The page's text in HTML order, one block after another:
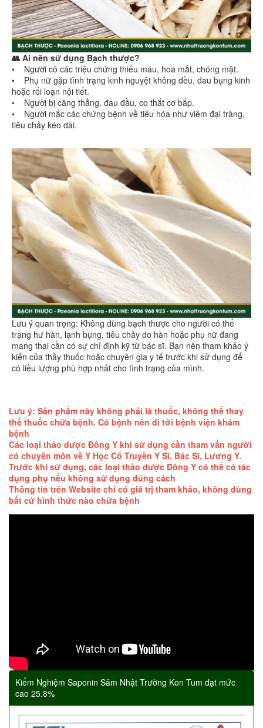
👥 Ai nên sử dụng Bạch thược?
• Người có các triệu chứng thiếu máu, hoa mắt, chóng mặt.
• Phụ nữ gặp tình trạng kinh nguyệt không đều, đau bụng kinh
hoặc rối loạn nội tiết.
• Người bị căng thẳng, đau đầu, co thắt cơ bắp.
• Người mắc các chứng bệnh về tiêu hóa như viêm đại tràng,
tiêu chảy kéo dài.
Lưu ý quan trọng: Không dùng bạch thược cho người có thể
trạng hư hàn, lạnh bụng, tiêu chảy do hàn hoặc phụ nữ đang
mang thai cần có sự chỉ định kỹ từ bác sĩ. Bạn nên tham khảo ý
kiến của thầy thuốc hoặc chuyên gia y tế trước khi sử dụng để
có liều lượng phù hợp nhất cho tình trạng của mình.
Lưu ý: Sản phẩm này không phải là thuốc, không thể thay
thế thuốc chữa bệnh. Có bệnh nên đi tới bệnh viện khám
bệnh
Các loại thảo dược Đông Y khi sử dụng cần tham vấn người
có chuyên môn về Y Học Cổ Truyền Y Sĩ, Bác Sĩ, Lương Y.
Trước khi sử dụng, các loại thảo dược Đông Y có thể có tác
dụng phụ nếu không sử dụng đúng cách
Thông tin trên Website chỉ có giá trị tham khảo, không dùng
bất cứ hình thức nào chữa bệnh
Kiểm Nghiệm Saponin Sâm Nhật Trường Kon Tum đạt mức
cao 25.8%